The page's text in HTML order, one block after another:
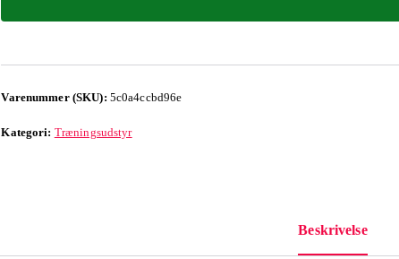
Varenummer (SKU): 5c0a4ccbd96e
Kategori: Træningsudstyr
Beskrivelse